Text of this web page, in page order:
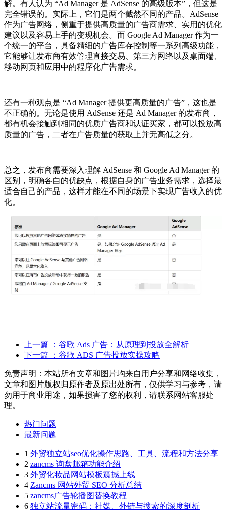
解。有人认为 “Ad Manager 是 AdSense 的高级版本”，但这是
完全错误的。实际上，它们是两个截然不同的产品。AdSense
作为广告网络，侧重于提供高质量的广告商需求、实用的优化
建议以及容易上手的变现机会。而 Google Ad Manager 作为一
个统一的平台，具备精细的广告库存控制等一系列高级功能，
它能够让发布商有效管理直接交易、第三方网络以及桌面端、
移动网页和应用中的程序化广告需求。
还有一种观点是 “Ad Manager 提供更高质量的广告”，这也是
不正确的。无论是使用 AdSense 还是 Ad Manager 的发布商，
都有机会接触到相同的优质广告商和认证买家，都可以投放高
质量的广告，二者在广告质量的获取上并无高低之分。
总之，发布商需要深入理解 AdSense 和 Google Ad Manager 的
区别，明确各自的优缺点，根据自身的广告业务需求，选择最
适合自己的产品，这样才能在不同的场景下实现广告收入的优
化。
上一篇
：谷歌 Ads 广告：从原理到投放全解析
下一篇
：谷歌 ADS 广告投放实操攻略
免责声明：本站所有文章和图片均来自用户分享和网络收集，
文章和图片版权归原作者及原出处所有，仅供学习与参考，请
勿用于商业用途，如果损害了您的权利，请联系网站客服处
理。
热门问题
最新问题
1 外贸独立站seo优化操作思路、工具、流程和方法分享
2 zancms 询盘邮箱功能介绍
3 外贸化妆品网站模板震撼上线
4 Zancms 网站外贸 SEO 分析总结
5 zancms广告轮播图替换教程
6 独立站流量密码：社媒、外链与搜索的深度剖析